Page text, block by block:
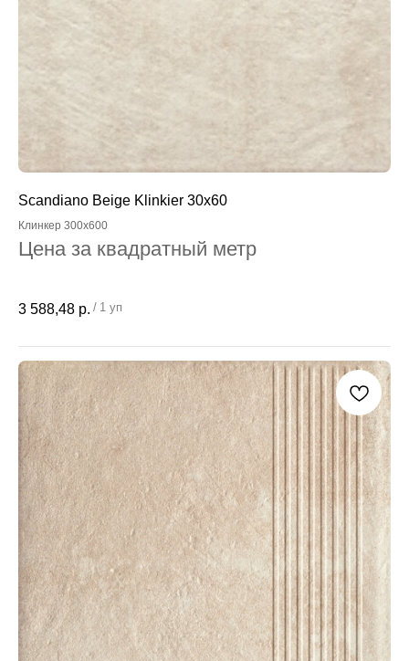
Scandiano Beige Klinkier 30x60
Клинкер 300x600
Цена за квадратный метр
3 588,48 р. / 1 уп